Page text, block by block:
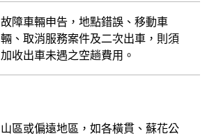
故障車輛申告，地點錯誤、移動車
輛、取消服務案件及二次出車，則須
加收出車未遇之空趟費用。
山區或偏遠地區，如各橫貫、蘇花公